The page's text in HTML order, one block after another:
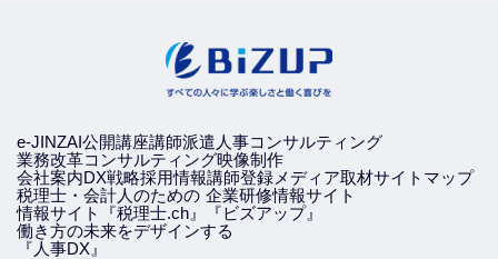
e-JINZAI公開講座講師派遣 人事コンサルティング
業務改革コンサルティング映像制作
会社案内DX戦略採用情報講師登録 メディア取材サイトマップ
税理士・会計人のための
情報サイト『税理士.ch』
企業研修情報サイト
『ビズアップ』
働き方の未来をデザインする
『人事DX』